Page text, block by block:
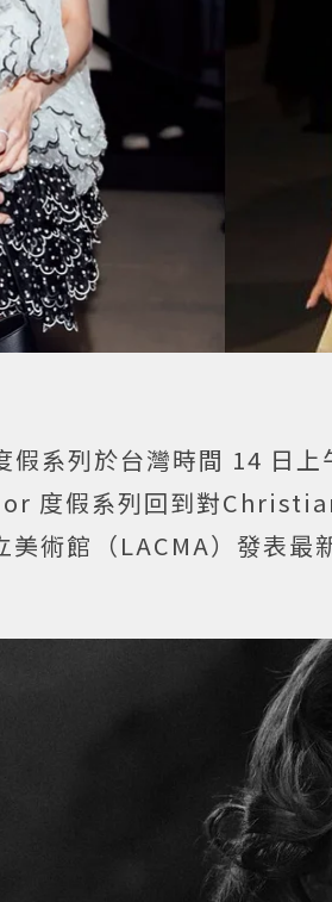
假系列於台灣時間 14 日
度假系列回到對
美術館（LACMA）發表